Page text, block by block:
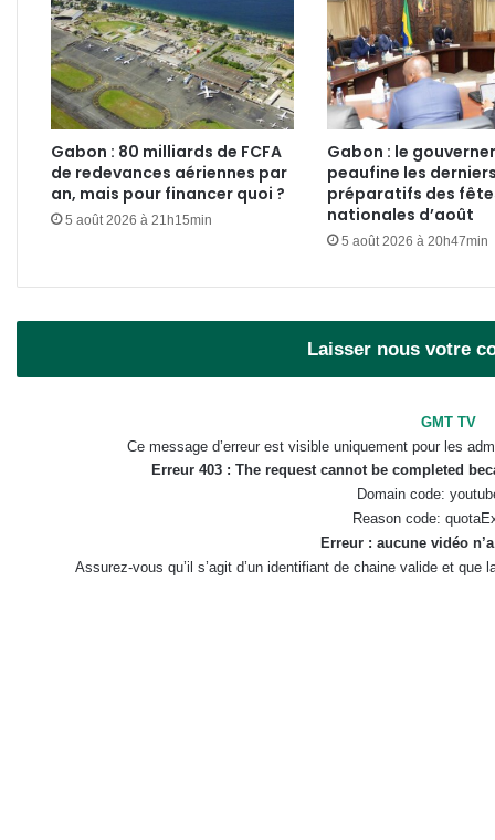
Gabon : 80 milliards de FCFA
de redevances aériennes par
an, mais pour financer quoi ?
5 août 2026 à 21h15min
Gabon : le
peaufine les
préparatifs des
nationales d’août
5 août 2026 à 20h47min
Laisser nous votre
GMT TV
Ce message d’erreur est visible uniquement pour les
Erreur 403 : The request cannot be completed
Domain code:
Reason code:
Erreur : aucune vidéo
Assurez-vous qu’il s’agit d’un identifiant de chaine valide et